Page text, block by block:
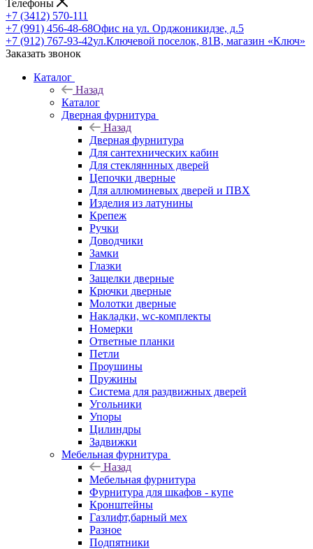
Телефоны
+7 (3412) 570-111
+7 (991) 456-48-68Офис на ул. Орджоникидзе, д.5
+7 (912) 767-93-42ул.Ключевой поселок, 81В, магазин «Ключ»
Заказать звонок
Каталог
Назад
Каталог
Дверная фурнитура
Назад
Дверная фурнитура
Для сантехнических кабин
Для стекляннных дверей
Цепочки дверные
Для аллюминевых дверей и ПВХ
Изделия из латунины
Крепеж
Ручки
Доводчики
Замки
Глазки
Защелки дверные
Крючки дверные
Молотки дверные
Накладки, wc-комплекты
Номерки
Ответные планки
Петли
Проушины
Пружины
Система для раздвижных дверей
Угольники
Упоры
Цилиндры
Задвижки
Мебельная фурнитура
Назад
Мебельная фурнитура
Фурнитура для шкафов - купе
Кронштейны
Газлифт,барный мех
Разное
Подпятники